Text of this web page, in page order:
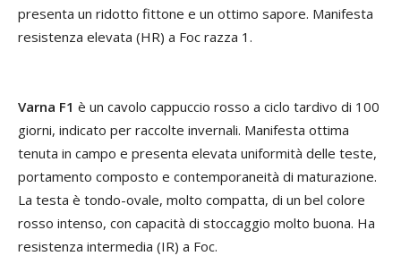
presenta un ridotto fittone e un ottimo sapore. Manifesta
resistenza elevata (HR) a Foc razza 1.
Varna F1 è un cavolo cappuccio rosso a ciclo tardivo di 100
giorni, indicato per raccolte invernali. Manifesta ottima
tenuta in campo e presenta elevata uniformità delle teste,
portamento composto e contemporaneità di maturazione.
La testa è tondo-ovale, molto compatta, di un bel colore
rosso intenso, con capacità di stoccaggio molto buona. Ha
resistenza intermedia (IR) a Foc.